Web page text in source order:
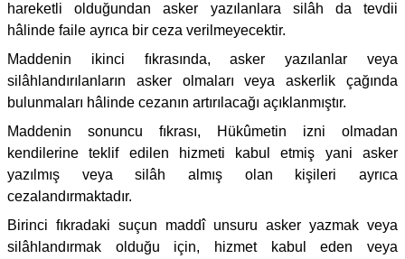
hareketli olduğundan asker yazılanlara silâh da tevdii
hâlinde faile ayrıca bir ceza verilmeyecektir.
Maddenin ikinci fıkrasında, asker yazılanlar veya
silâhlandırılanların asker olmaları veya askerlik çağında
bulunmaları hâlinde cezanın artırılacağı açıklanmıştır.
Maddenin sonuncu fıkrası, Hükûmetin izni olmadan
kendilerine teklif edilen hizmeti kabul etmiş yani asker
yazılmış veya silâh almış olan kişileri ayrıca
cezalandırmaktadır.
Birinci fıkradaki suçun maddî unsuru asker yazmak veya
silâhlandırmak olduğu için, hizmet kabul eden veya